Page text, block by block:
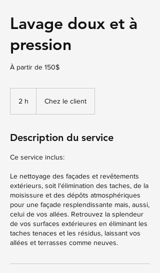
Lavage doux et à
pression
À partir de 150$
2 h Chez le client
Description du service
Ce service inclus:
Le nettoyage des façades et revêtements
extérieurs, soit l'élimination des taches, de la
moisissure et des dépôts atmosphériques
pour une façade resplendissante mais, aussi,
celui de vos allées. Retrouvez la splendeur
de vos surfaces extérieures en éliminant les
taches tenaces et les résidus, laissant vos